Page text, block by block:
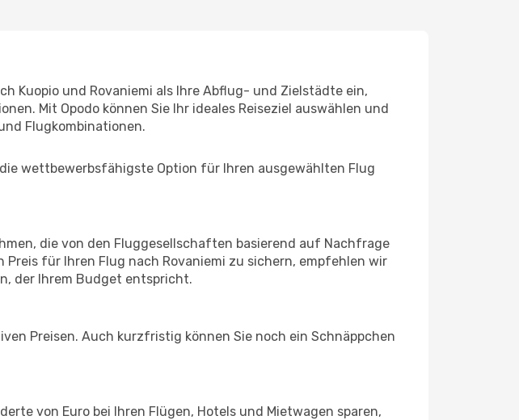
Kuopio und Rovaniemi als Ihre Abflug- und Zielstädte ein,
Mit Opodo können Sie Ihr ideales Reiseziel auswählen und
Flugkombinationen.
wettbewerbsfähigste Option für Ihren ausgewählten Flug
die von den Fluggesellschaften basierend auf Nachfrage
für Ihren Flug nach Rovaniemi zu sichern, empfehlen wir
der Ihrem Budget entspricht.
Preisen. Auch kurzfristig können Sie noch ein Schnäppchen
von Euro bei Ihren Flügen, Hotels und Mietwagen sparen,